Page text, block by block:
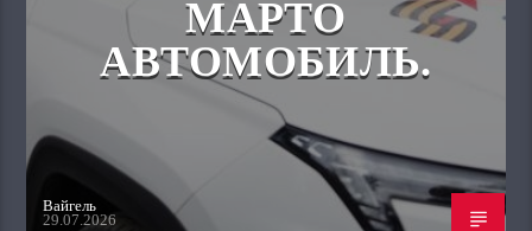
МАРТО
АВТОМОБИЛЬ.
Вайгель
29.07.2026